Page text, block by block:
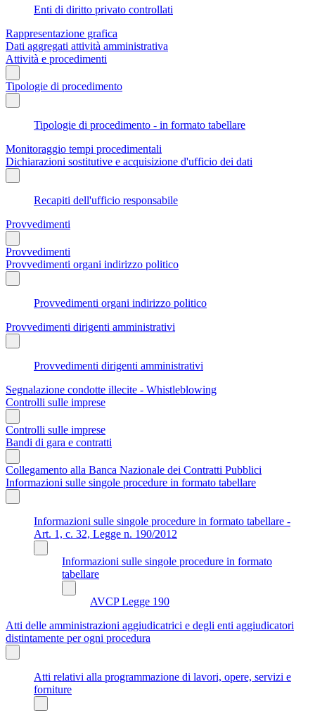
Enti di diritto privato controllati
Rappresentazione grafica
Dati aggregati attività amministrativa
Attività e procedimenti
Tipologie di procedimento
Tipologie di procedimento - in formato tabellare
Monitoraggio tempi procedimentali
Dichiarazioni sostitutive e acquisizione d'ufficio dei dati
Recapiti dell'ufficio responsabile
Provvedimenti
Provvedimenti
Provvedimenti organi indirizzo politico
Provvedimenti organi indirizzo politico
Provvedimenti dirigenti amministrativi
Provvedimenti dirigenti amministrativi
Segnalazione condotte illecite - Whistleblowing
Controlli sulle imprese
Controlli sulle imprese
Bandi di gara e contratti
Collegamento alla Banca Nazionale dei Contratti Pubblici
Informazioni sulle singole procedure in formato tabellare
Informazioni sulle singole procedure in formato tabellare -
Art. 1, c. 32, Legge n. 190/2012
Informazioni sulle singole procedure in formato
tabellare
AVCP Legge 190
Atti delle amministrazioni aggiudicatrici e degli enti aggiudicatori
distintamente per ogni procedura
Atti relativi alla programmazione di lavori, opere, servizi e
forniture